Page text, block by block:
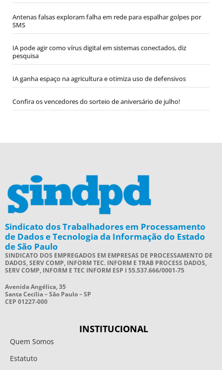
Antenas falsas exploram falha em rede para espalhar golpes por
SMS
IA pode agir como vírus digital em sistemas conectados, diz
pesquisa
IA ganha espaço na agricultura e otimiza uso de defensivos
Confira os vencedores do sorteio de aniversário de julho!
Sindicato dos Trabalhadores em Processamento
de Dados e Tecnologia da Informação do Estado
de São Paulo
SINDICATO DOS EMPREGADOS EM EMPRESAS DE PROCESSAMENTO DE
DADOS, SERV COMP, INFORM TEC. INFORM E TRAB PROCESS DADOS,
SERV COMP, INFORM E TEC INFORM ESP I 55.537.666/0001-75
Avenida Angélica, 35
Santa Cecília – São Paulo – SP
CEP 01227-000
INSTITUCIONAL
Quem Somos
Estatuto